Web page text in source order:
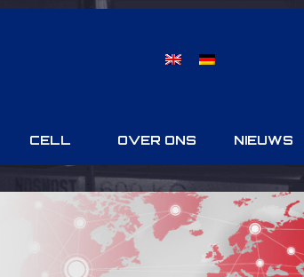
CELL OVER ONS NIEUWS